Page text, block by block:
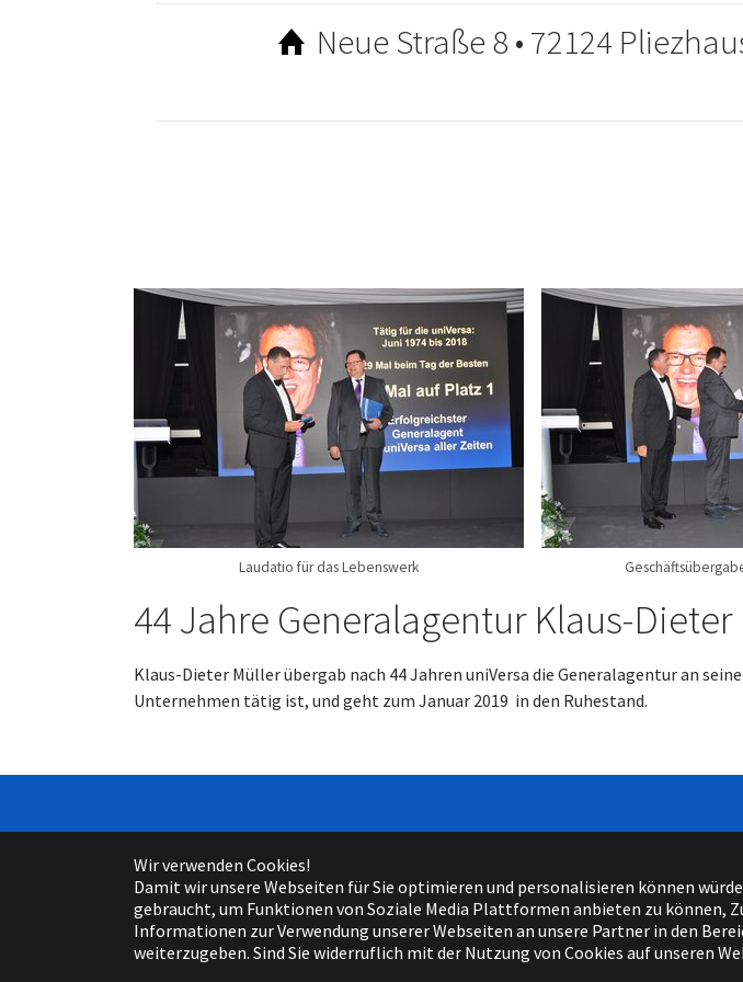
Wir verwenden Cookies!
Damit wir unsere Webseiten für Sie optimieren und personalisieren können
gebraucht, um Funktionen von Soziale Media Plattformen anbieten zu können,
Informationen zur Verwendung unserer Webseiten an unsere Partner in den
weiterzugeben. Sind Sie widerruflich mit der Nutzung von Cookies auf unseren
Neue Straße 8 • 72124
Laudatio für das Lebenswerk
44 Jahre Generalagentur Klaus-
Klaus-Dieter Müller übergab nach 44 Jahren uniVersa die Generalagentur an
Unternehmen tätig ist, und geht zum Januar 2019 in den Ruhestand.